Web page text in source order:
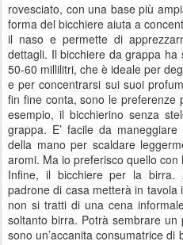
rovesciato, con una base più
forma del bicchiere aiuta a
il naso e permette di
dettagli. Il bicchiere da grappa
50-60 millilitri, che è ideale per
e per concentrarsi sui suoi
fin fine conta, sono le preferenze
esempio, il bicchierino senza
grappa. E’ facile da
della mano per scaldare
aromi. Ma io preferisco quello
Infine, il bicchiere per la birra.
padrone di casa metterà in
non si tratti di una cena
soltanto birra. Potrà sembrare
sono un’accanita consumatrice